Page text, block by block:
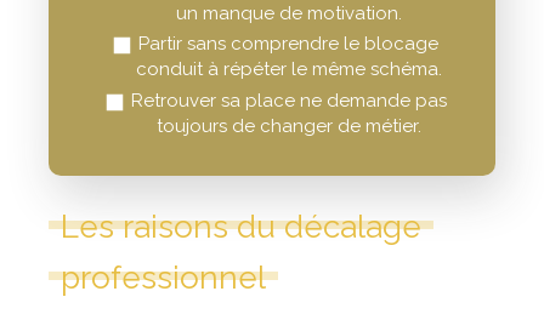
un manque de motivation.
Partir sans comprendre le blocage
conduit à répéter le même schéma.
Retrouver sa place ne demande pas
toujours de changer de métier.
Les raisons du décalage
professionnel